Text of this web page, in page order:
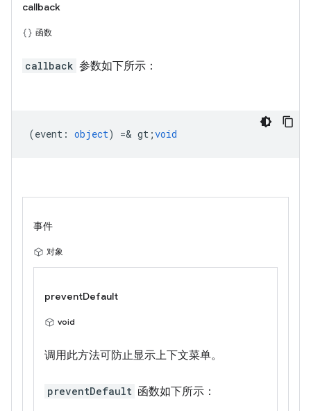
callback
函数
callback 参数如下所示：
(event : object) =& gt;void
事件
对象
preventDefault
void
调用此方法可防止显示上下文菜单。
preventDefault 函数如下所示：